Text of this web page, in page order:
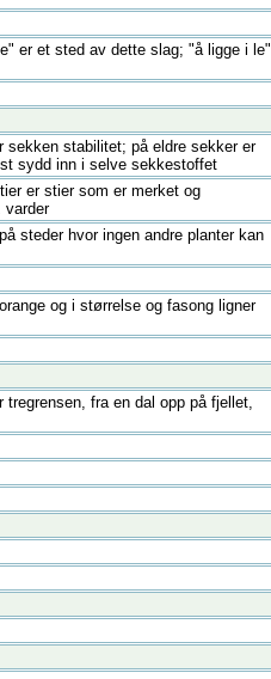
er et sted av dette slag; "å ligge i le"
stabilitet; på eldre sekker er
sydd inn i selve sekkestoffet
er stier som er merket og
varder
steder hvor ingen andre planter kan
og i størrelse og fasong ligner
tregrensen, fra en dal opp på fjellet,